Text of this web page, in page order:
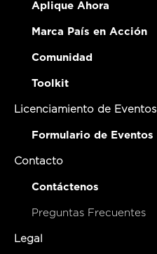
Aplique Ahora
Marca País en Acción
Comunidad
Toolkit
Licenciamiento de Eventos
Formulario de Eventos
Contacto
Contáctenos
Preguntas Frecuentes
Legal